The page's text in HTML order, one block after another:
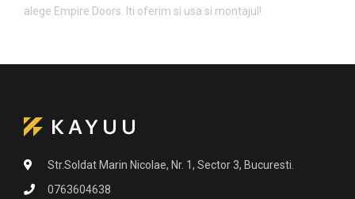
alege Empire Doors. Iti oferim si usa si montajul!
Str.Soldat Marin Nicolae, Nr. 1, Sector 3, Bucuresti.
0763604638